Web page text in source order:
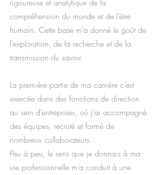
rigoureuse et analytique de la
compréhension du monde et de l’être
humain. Cette base m’a donné le goût de
l’exploration, de la recherche et de la
transmission du savoir.
La première partie de ma carrière c’est
exercée dans des fonctions de direction
au sein d’entreprises, où j’ai accompagné
des équipes, recruté et formé de
nombreux collaborateurs.
Peu à peu, le sens que je donnais à ma
vie professionnelle m’a conduit à une